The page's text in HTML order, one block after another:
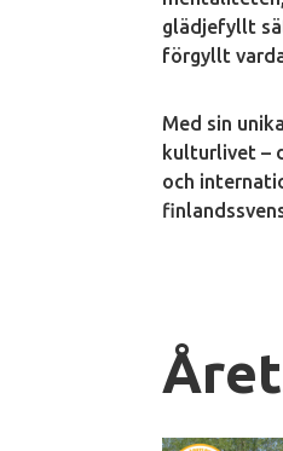
glädjefyllt
förgyllt
Med sin
kulturlivet –
och